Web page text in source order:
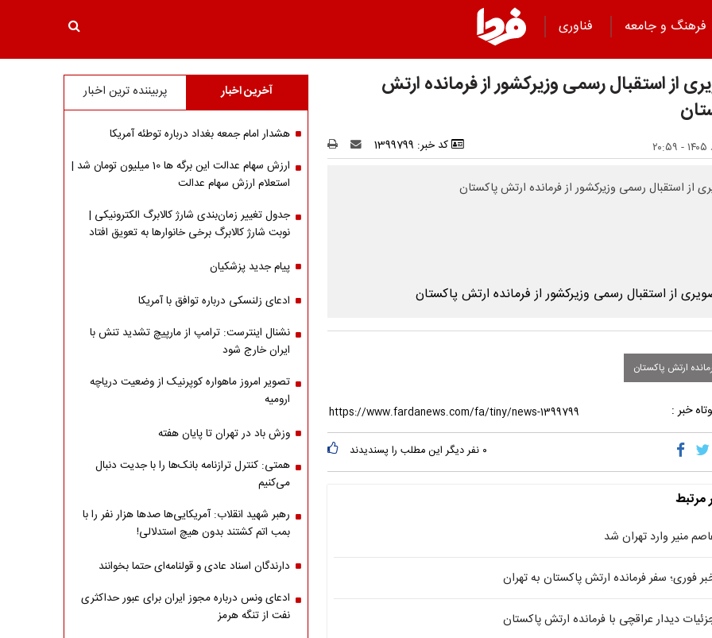
فرهنگ و جامعه
فناوری
از استقبال رسمی وزیرکشور از فرمانده ارتش
کد خبر: 1399799
از استقبال رسمی وزیرکشور از فرمانده ارتش پاکستان
ارتش پاکستان
خبر :
۰ نفر دیگر این مطلب را پسندیدند
مرتبط
منیر وارد تهران شد
فوری؛ سفر فرمانده ارتش پاکستان به تهران
دیدار عراقچی با فرمانده ارتش پاکستان
آخرین اخبار پربیننده ترین اخبار
هشدار امام جمعه بغداد درباره توطئه آمریکا
ارزش سهام عدالت این برگه ها 10 میلیون تومان شد |
استعلام ارزش سهام عدالت
جدول تغییر زمان‌بندی شارژ کالابرگ الکترونیکی |
نوبت شارژ کالابرگ برخی خانوارها به تعویق افتاد
پیام جدید پزشکیان
ادعای زلنسکی درباره توافق با آمریکا
نشنال اینترست: ترامپ از مارپیچ تشدید تنش با
ایران خارج شود
تصویر امروز ماهواره کوپرنیک از وضعیت دریاچه
ارومیه
وزش باد در تهران تا پایان هفته
همتی: کنترل ترازنامه بانک‌ها را با جدیت دنبال
می‌کنیم
رهبر شهید انقلاب: آمریکایی‌ها صدها هزار نفر را با
بمب اتم کشتند بدون هیچ استدلالی!
دارندگان اسناد عادی و قولنامه‌ای حتما بخوانند
ادعای ونس درباره مجوز ایران برای عبور حداکثری
نفت از تنگه هرمز